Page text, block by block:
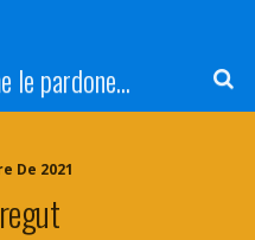
le pardone...
De 2021